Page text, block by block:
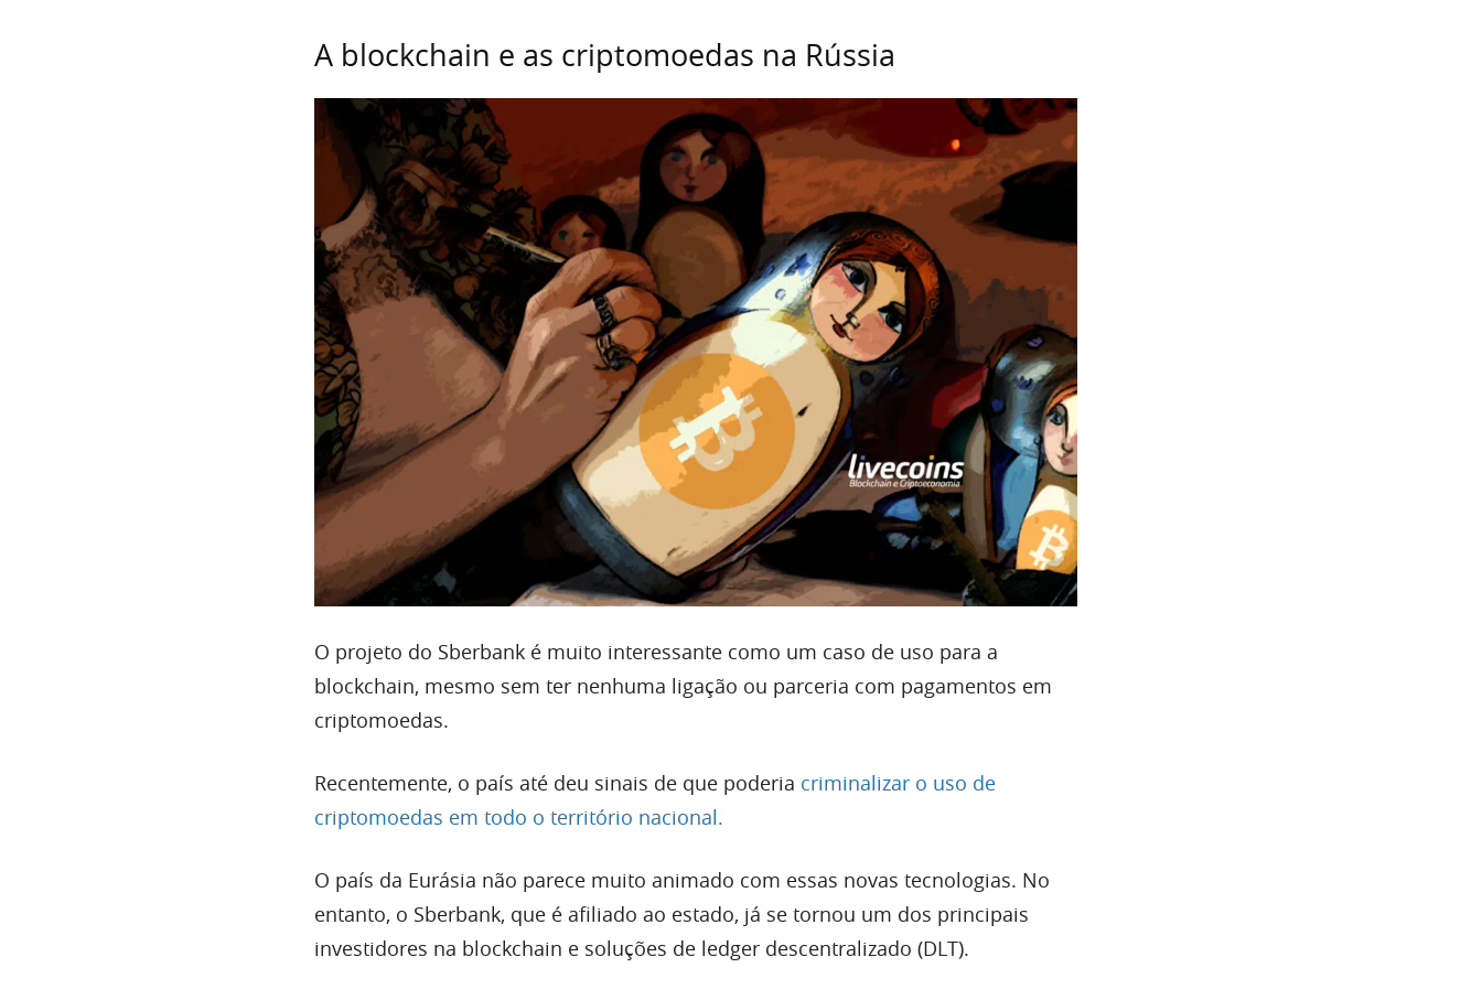
A blockchain e as criptomoedas na Rússia
O projeto do Sberbank é muito interessante como um caso de uso para a
blockchain, mesmo sem ter nenhuma ligação ou parceria com pagamentos em
criptomoedas.
Recentemente, o país até deu sinais de que poderia criminalizar o uso de
criptomoedas em todo o território nacional.
O país da Eurásia não parece muito animado com essas novas tecnologias. No
entanto, o Sberbank, que é afiliado ao estado, já se tornou um dos principais
investidores na blockchain e soluções de ledger descentralizado (DLT).